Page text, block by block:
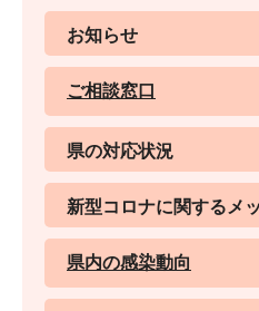
お知らせ
ご相談窓口
県の対応状況
新型コロナに関するメ
県内の感染動向